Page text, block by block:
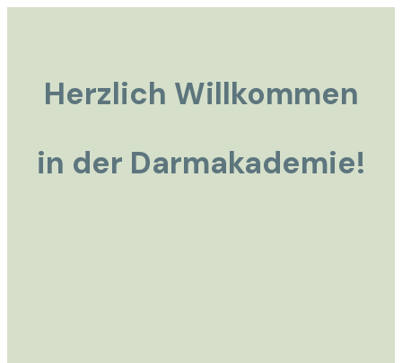
Herzlich Willkommen
in der Darmakademie!